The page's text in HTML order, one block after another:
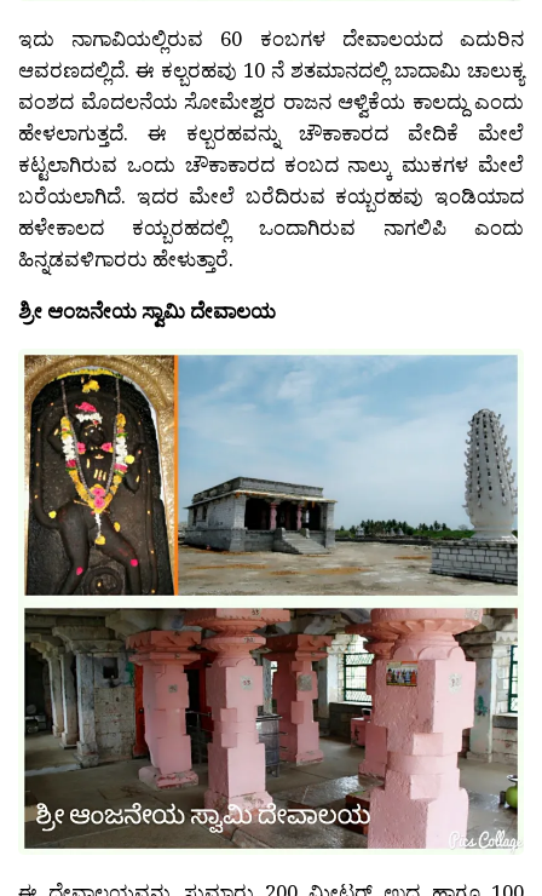
ಇದು ನಾಗಾವಿಯಲ್ಲಿರುವ 60 ಕಂಬಗಳ ದೇವಾಲಯದ ಎದುರಿನ
ಆವರಣದಲ್ಲಿದೆ. ಈ ಕಲ್ಬರಹವು 10 ನೆ ಶತಮಾನದಲ್ಲಿ ಬಾದಾಮಿ ಚಾಲುಕ್ಯ
ವಂಶದ ಮೊದಲನೆಯ ಸೋಮೇಶ್ವರ ರಾಜನ ಆಳ್ವಿಕೆಯ ಕಾಲದ್ದು ಎಂದು
ಹೇಳಲಾಗುತ್ತದೆ. ಈ ಕಲ್ಬರಹವನ್ನು ಚೌಕಾಕಾರದ ವೇದಿಕೆ ಮೇಲೆ
ಕಟ್ಟಲಾಗಿರುವ ಒಂದು ಚೌಕಾಕಾರದ ಕಂಬದ ನಾಲ್ಕು ಮುಕಗಳ ಮೇಲೆ
ಬರೆಯಲಾಗಿದೆ. ಇದರ ಮೇಲೆ ಬರೆದಿರುವ ಕಯ್ಬರಹವು ಇಂಡಿಯಾದ
ಹಳೇಕಾಲದ ಕಯ್ಬರಹದಲ್ಲಿ ಒಂದಾಗಿರುವ ನಾಗಲಿಪಿ ಎಂದು
ಹಿನ್ನಡವಳಿಗಾರರು ಹೇಳುತ್ತಾರೆ.
ಶ್ರೀ ಆಂಜನೇಯ ಸ್ವಾಮಿ ದೇವಾಲಯ